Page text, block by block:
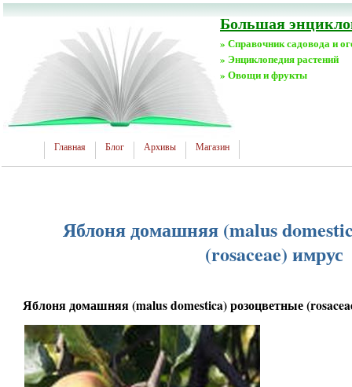
Большая
» Справочник садовода и
» Энциклопедия растений
» Овощи и фрукты
Главная Блог Архивы Магазин
Яблоня домашняя (malus
(rosaceae) имрус
Яблоня домашняя (malus domestica) розоцветные